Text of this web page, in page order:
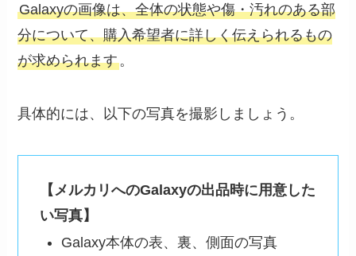
Galaxyの画像は、全体の状態や傷・汚れのある部
分について、購入希望者に詳しく伝えられるもの
が求められます。
具体的には、以下の写真を撮影しましょう。
【メルカリへのGalaxyの出品時に用意した
い写真】
Galaxy本体の表、裏、側面の写真